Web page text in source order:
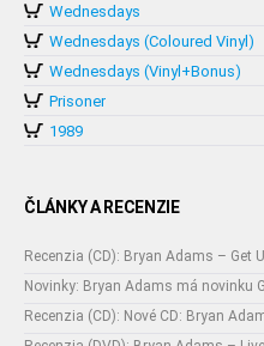
Wednesdays
Wednesdays (Coloured Vinyl)
Wednesdays (Vinyl+Bonus)
Prisoner
1989
ČLÁNKY A RECENZIE
Recenzia (CD): Bryan Adams – Get
Novinky: Bryan Adams má novinku
Recenzia (CD): Nové CD: Bryan